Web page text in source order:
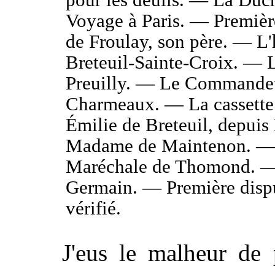
Voyage à Paris. —
de Froulay, son père. —
Breteuil-Sainte-Croix. —
Preuilly. — Le
Charmeaux. — La
Émilie de Breteuil,
Madame de Maintenon.
Maréchale de Thomond.
Germain. — Première
vérifié.
J'eus le malheur